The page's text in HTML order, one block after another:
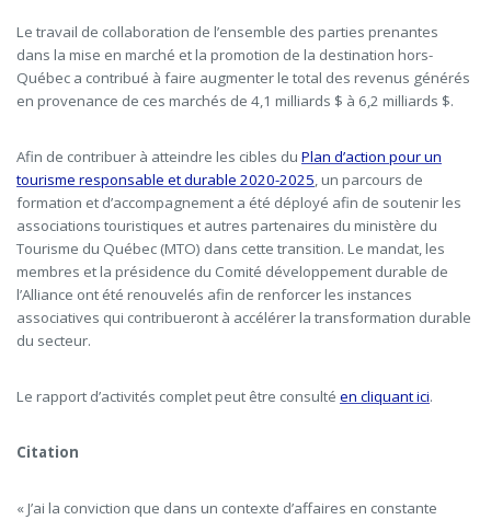
Le travail de collaboration de l’ensemble des parties prenantes
dans la mise en marché et la promotion de la destination hors-
Québec a contribué à faire augmenter le total des revenus générés
en provenance de ces marchés de 4,1 milliards $ à 6,2 milliards $.
Afin de contribuer à atteindre les cibles du Plan d’action pour un
tourisme responsable et durable 2020-2025, un parcours de
formation et d’accompagnement a été déployé afin de soutenir les
associations touristiques et autres partenaires du ministère du
Tourisme du Québec (MTO) dans cette transition. Le mandat, les
membres et la présidence du Comité développement durable de
l’Alliance ont été renouvelés afin de renforcer les instances
associatives qui contribueront à accélérer la transformation durable
du secteur.
Le rapport d’activités complet peut être consulté en cliquant ici.
Citation
« J’ai la conviction que dans un contexte d’affaires en constante